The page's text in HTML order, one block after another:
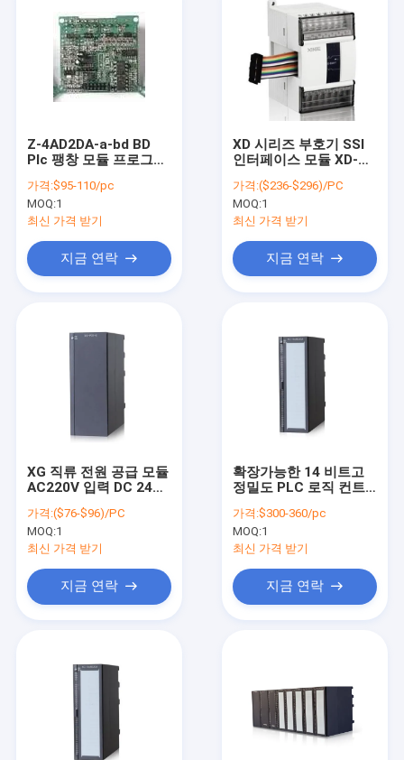
제품
우리에 대하여
인용문을 요구하세요
스테인레스 강 압력계
정확성 증압기
Z-4AD2DA-a-bd BD
Plc 팽창 모듈 프로그램
가격:$95-110/pc
MOQ:1
최신 가격 받기
지금 연락
XD 시리즈 부호기 SSI
인터페이스 모듈 XD-
가격:($236-$296)/PC
MOQ:1
최신 가격 받기
지금 연락
XG 직류 전원 공급 모듈
AC220V 입력 DC 24V
가격:($76-$96)/PC
MOQ:1
최신 가격 받기
지금 연락
확장가능한 14 비트고
정밀도 PLC 로직 컨트
가격:$300-360/pc
MOQ:1
최신 가격 받기
지금 연락